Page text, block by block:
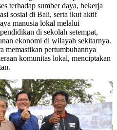
terhadap sumber daya, bekerja
sosial di Bali, serta ikut aktif
manusia lokal melalui
di sekolah setempat,
ekonomi di wilayah sekitarnya.
memastikan pertumbuhannya
komunitas lokal, menciptakan